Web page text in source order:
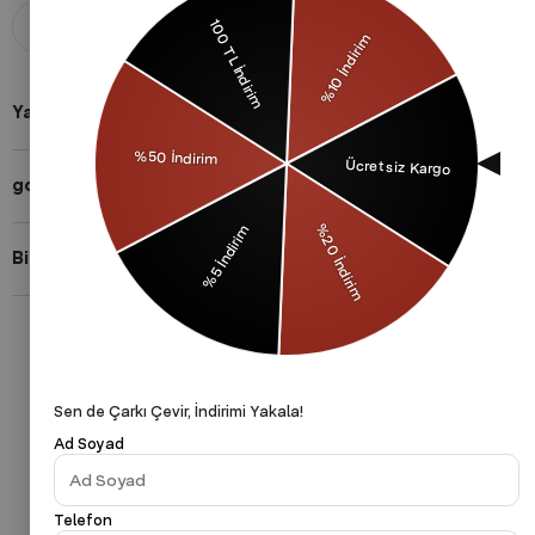
Koşulsuz İade
Aldığınız ürünü 14 gün içerisinde
iade edebilirsiniz.
Taksitli Alışveriş
Taksit imkanları ile herkese uygun
ödeme yöntemleri.
Yardıma mı ihtiyacın var?
gothamVibes Hakkında
Bizi Takip Et!
Sen de Çarkı Çevir, İndirimi Yakala!
Ad Soyad
Telefon